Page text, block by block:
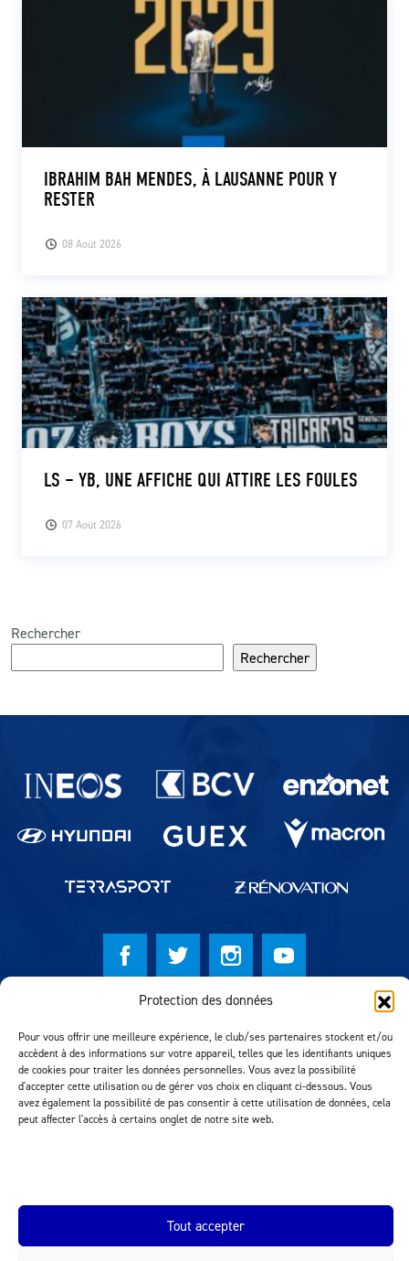
Protection des données
Pour vous offrir une meilleure expérience, le club/ses partenaires stockent et/ou
accèdent à des informations sur votre appareil, telles que les identifiants uniques
de cookies pour traiter les données personnelles. Vous avez la possibilité
d'accepter cette utilisation ou de gérer vos choix en cliquant ci-dessous. Vous
avez également la possibilité de pas consentir à cette utilisation de données, cela
peut affecter l'accès à certains onglet de notre site web.
Tout accepter
08 Août 2026
IBRAHIM BAH MENDES, À LAUSANNE POUR Y
RESTER
07 Août 2026
LS – YB, UNE AFFICHE QUI ATTIRE LES FOULES
Rechercher
Rechercher
Partenaires du lausanne-Sport
© Lausanne Sport Football Club 2026
Réalisation MTM Agency